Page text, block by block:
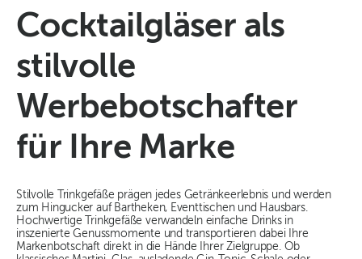
Cocktailgläser als
stilvolle
Werbebotschafter
für Ihre Marke
Stilvolle Trinkgefäße prägen jedes Getränkeerlebnis und werden
zum Hingucker auf Bartheken, Eventtischen und Hausbars.
Hochwertige Trinkgefäße verwandeln einfache Drinks in
inszenierte Genussmomente und transportieren dabei Ihre
Markenbotschaft direkt in die Hände Ihrer Zielgruppe. Ob